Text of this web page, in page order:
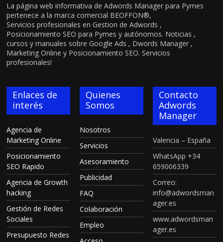
La página web informativa de Adwords Manager para Pymes
pertenece a la marca comercial BEOFFON®,
Servicios profesionales en Gestion de Adwords ,
Posicionamiento SEO para Pymes y autónomos. Noticias ,
cursos y manuales sobre Google Ads , Dwords Manager ,
Marketing Online y Posicionamiento SEO. Servicios
profesionales!
Enlaces de
interés
Agencia de
Marketing Online
Posicionamiento
SEO Rapido
Agencia de Growth
hacking
Gestión de Redes
Sociales
Presupuesto Redes
Quienes
Somos
Nosotros
Servicios
Asesoramiento
Publicidad
FAQ
Colaboración
Empleo
Contacto
Adwords
Manager
Valencia – España
WhatsApp +34
659006339
Correo:
info@adwordsman
ager.es
www.adwordsman
ager.es